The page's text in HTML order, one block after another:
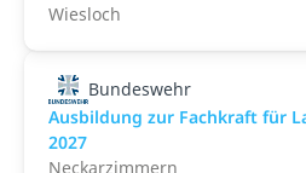
Wiesloch
Bundeswehr
Ausbildung zur Fachkraft für
2027
Neckarzimmern